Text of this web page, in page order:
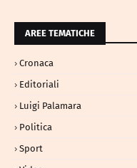
AREE TEMATICHE
Cronaca
Editoriali
Luigi Palamara
Politica
Sport